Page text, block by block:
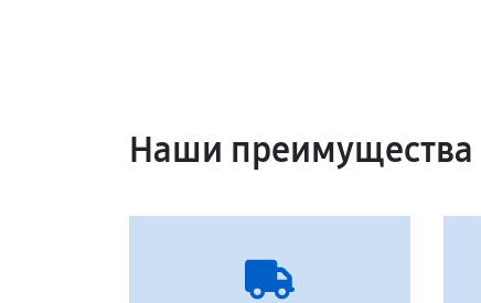
Наши преимущества